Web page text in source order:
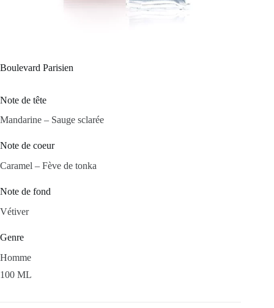
Boulevard Parisien
Note de tête
Mandarine – Sauge sclarée
Note de coeur
Caramel – Fève de tonka
Note de fond
Vétiver
Genre
Homme
100 ML